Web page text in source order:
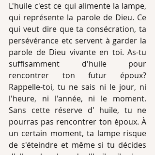
L'huile c'est ce qui alimente la lampe,
qui représente la parole de Dieu. Ce
qui veut dire que ta consécration, ta
persévérance etc servent à garder la
parole de Dieu vivante en toi. As-tu
suffisamment d'huile pour
rencontrer ton futur époux?
Rappelle-toi, tu ne sais ni le jour, ni
l'heure, ni l'année, ni le moment.
Sans cette réserve d' huile, tu ne
pourras pas rencontrer ton époux. À
un certain moment, ta lampe risque
de s'éteindre et même si tu décides